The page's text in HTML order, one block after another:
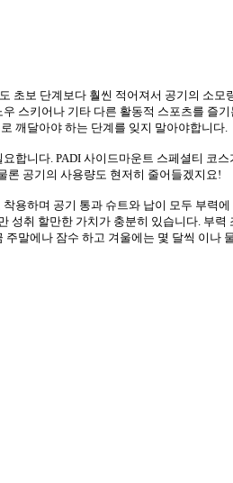
초보 단계보다 훨씬 적어져서 공기의 소모
우 스키어나 기타 다른 활동적 스포츠를 즐
깨달아야 하는 단계를 잊지 말아야합니다.
요합니다. PADI 사이드마운트 스페셜티 코
론 공기의 사용량도 현저히 줄어들겠지요!
용하며 공기 통과 슈트와 납이 모두 부력
성취 할만한 가치가 충분히 있습니다. 부력
주말에나 잠수 하고 겨울에는 몇 달씩 이나